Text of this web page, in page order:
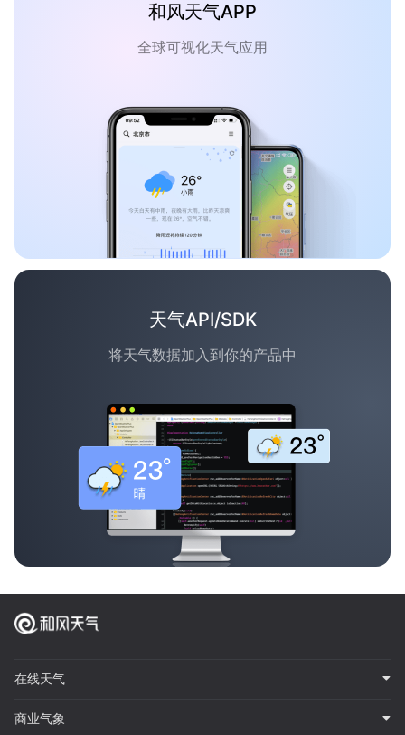
和风天气APP
全球可视化天气应用
天气API/SDK
将天气数据加入到你的产品中
在线天气
商业气象